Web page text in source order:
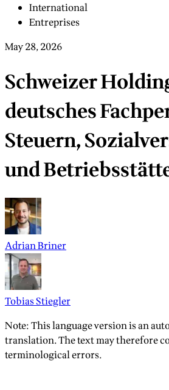
International
Entreprises
May 28, 2026
Schweizer
deutsches
Steuern,
und
Adrian Briner
Tobias Stiegler
Note: This language version is an
translation. The text may therefore
terminological errors.